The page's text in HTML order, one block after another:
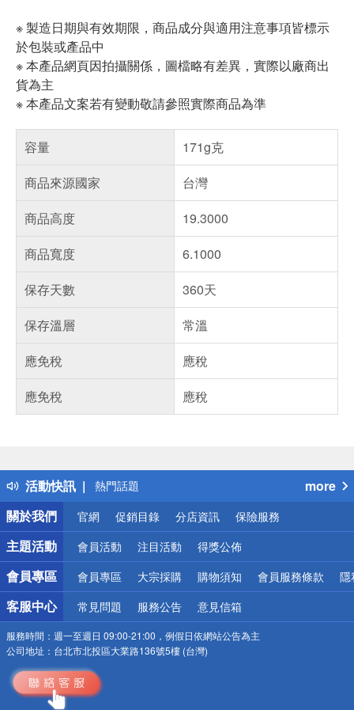
※ 製造日期與有效期限，商品成分與適用注意事項皆標示
於包裝或產品中
※ 本產品網頁因拍攝關係，圖檔略有差異，實際以廠商出
貨為主
※ 本產品文案若有變動敬請參照實際商品為準
容量
171g克
商品來源國家
台灣
商品高度
19.3000
商品寬度
6.1000
保存天數
360天
保存溫層
常溫
應免稅
應稅
應免稅
應稅
活動快訊
得獎公告
熱門話題
銀行優惠
偏遠地區配送
詐騙網頁！請小心！
more
關於我們
官網 促銷目錄 分店資訊 保險服務
主題活動 會員活動 注目活動 得獎公佈
會員專區 會員專區 大宗採購 購物須知 會員服務條款 隱
客服中心 常見問題 服務公告 意見信箱
服務時間： 週一至週日 09:00-21:00，例假日依網站公告為主
公司地址： 台北市北投區大業路136號5樓 (台灣)